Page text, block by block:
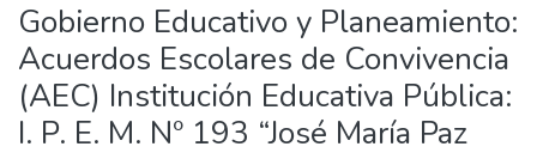
Gobierno Educativo y Planeamiento:
Acuerdos Escolares de Convivencia
(AEC) Institución Educativa Pública:
I. P. E. M. Nº 193 “José María Paz